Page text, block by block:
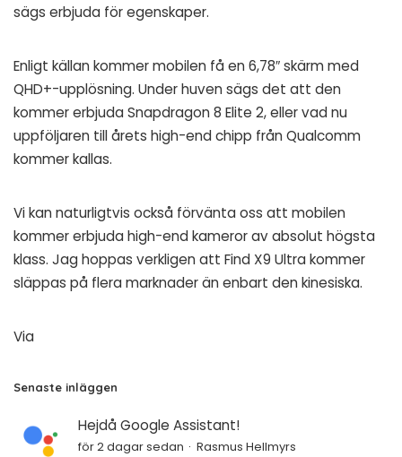
sägs erbjuda för egenskaper.
Enligt källan kommer mobilen få en 6,78″ skärm med
QHD+-upplösning. Under huven sägs det att den
kommer erbjuda Snapdragon 8 Elite 2, eller vad nu
uppföljaren till årets high-end chipp från Qualcomm
kommer kallas.
Vi kan naturligtvis också förvänta oss att mobilen
kommer erbjuda high-end kameror av absolut högsta
klass. Jag hoppas verkligen att Find X9 Ultra kommer
släppas på flera marknader än enbart den kinesiska.
Via
Senaste inläggen
Hejdå Google Assistant!
för 2 dagar sedan Rasmus Hellmyrs